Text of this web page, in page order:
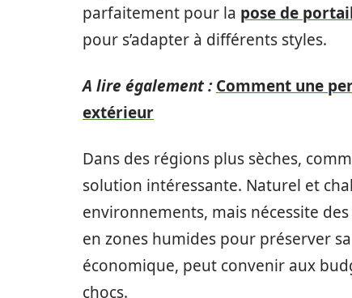
parfaitement pour la pose de
pour s’adapter à différents styles.
A lire également : Comment une
extérieur
Dans des régions plus sèches,
solution intéressante. Naturel et
environnements, mais nécessite
en zones humides pour préserver
économique, peut convenir aux
chocs.